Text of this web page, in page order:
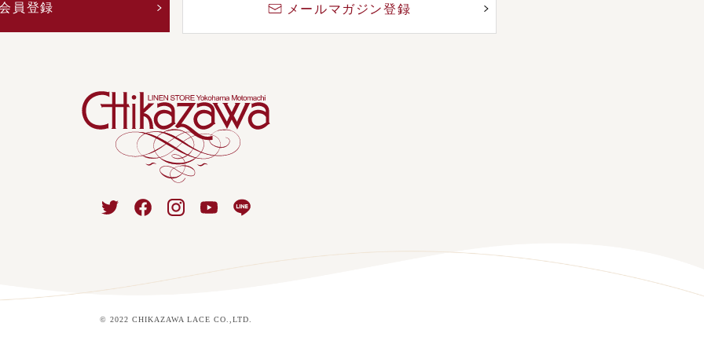
員登録 メールマガジン登録
© 2022 CHIKAZAWA LACE CO.,LTD.